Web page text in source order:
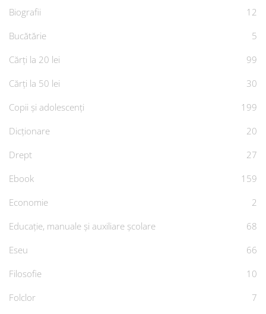
Biografii
12
Bucătărie
5
Cărți la 20 lei
99
Cărți la 50 lei
30
Copii și adolescenți
199
Dicționare
20
Drept
27
Ebook
159
Economie
2
Educație, manuale și auxiliare școlare
68
Eseu
66
Filosofie
10
Folclor
7